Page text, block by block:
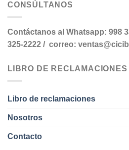
CONSÚLTANOS
Contáctanos al Whatsapp: 998
325-2222 / correo:
LIBRO DE RECLAMACIONES
Libro de reclamaciones
Nosotros
Contacto